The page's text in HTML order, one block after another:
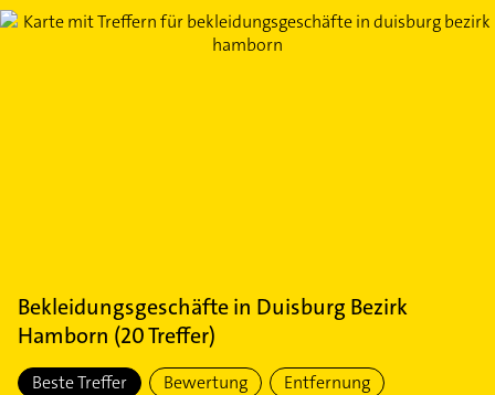
Bekleidungsgeschäftein Duisburg Bezirk
Hamborn (20Treffer)
Beste Treffer Bewertung Entfernung